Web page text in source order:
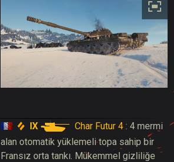
IX Char Futur 4: 4 mermi
alan otomatik yüklemeli topa sahip bir
Fransız orta tankı. Mükemmel gizliliğe